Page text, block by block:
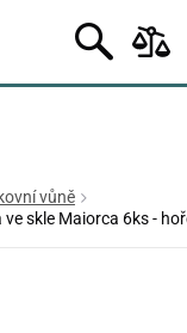
vůně
skle Maiorca 6ks -